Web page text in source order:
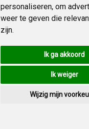
personaliseren, om
weer te geven die
zijn.
Ik ga akkoord
Ik weiger
Wijzig mijn